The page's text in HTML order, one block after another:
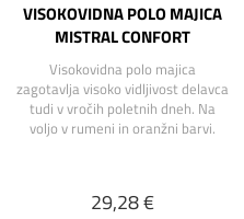
VISOKOVIDNA POLO MAJICA
MISTRAL CONFORT
Visokovidna polo majica
zagotavlja visoko vidljivost delavca
tudi v vročih poletnih dneh. Na
voljo v rumeni in oranžni barvi.
29,28 €